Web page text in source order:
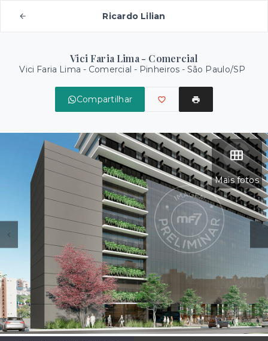
Ricardo Lilian
Vici Faria Lima - Comercial
Vici Faria Lima - Comercial - Pinheiros - São Paulo/SP
Compartilhar
Mais fotos